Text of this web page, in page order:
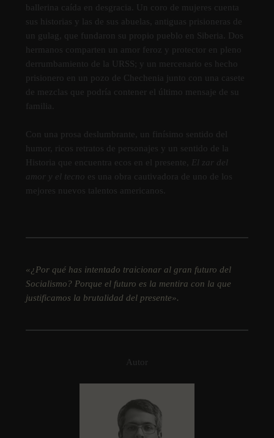
ballerina caí­da en desgracia. Un coro de mujeres cuenta
sus historias y las de sus abuelas, antiguas prisioneras de
un gulag, que fundaron su propio pueblo en Siberia. Dos
hermanos comparten un amor feroz y protector en pleno
derrumbamiento de la URSS; y un mercenario es hecho
prisionero en un pozo de Chechenia junto con una casete
de mezclas que podrí­a contener el último mensaje de su
familia.
Con una prosa deslumbrante, un finí­simo sentido del
humor, ricos retratos de personajes y un sentido de la
Historia que encuentra ecos en el presente, El zar del
amor y el tecno es una obra cautivadora de uno de los
mejores nuevos talentos americanos.
«¿Por qué has intentado traicionar al gran futuro del
Socialismo? Porque el futuro es la mentira con la que
justificamos la brutalidad del presente».
Autor